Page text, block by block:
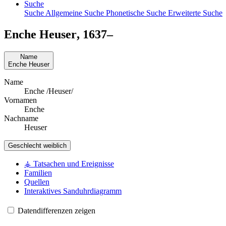
Suche
Suche Allgemeine Suche Phonetische Suche Erweiterte Suche
Enche Heuser, 1637–
Name
Enche Heuser
Name
Enche /Heuser/
Vornamen
Enche
Nachname
Heuser
Geschlecht weiblich
⚶ Tatsachen und Ereignisse
Familien
Quellen
Interaktives Sanduhrdiagramm
Datendifferenzen zeigen